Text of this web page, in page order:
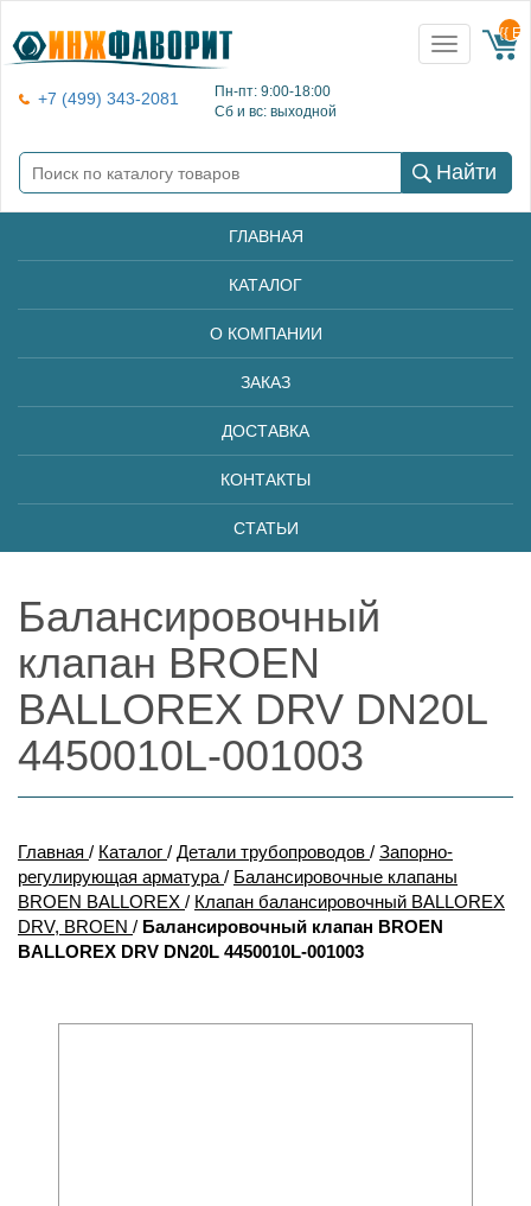
+7 (499) 343-2081
Пн-пт: 9:00-18:00
Сб и вс: выходной
Toggle
navigation
{{
Найти
ГЛАВНАЯ
КАТАЛОГ
О КОМПАНИИ
ЗАКАЗ
ДОСТАВКА
КОНТАКТЫ
СТАТЬИ
Балансировочный
клапан BROEN
BALLOREX DRV DN20L
4450010L-001003
Главная / Каталог / Детали трубопроводов / Запорно-
регулирующая арматура / Балансировочные клапаны
BROEN BALLOREX / Клапан балансировочный BALLOREX
DRV, BROEN / Балансировочный клапан BROEN
BALLOREX DRV DN20L 4450010L-001003